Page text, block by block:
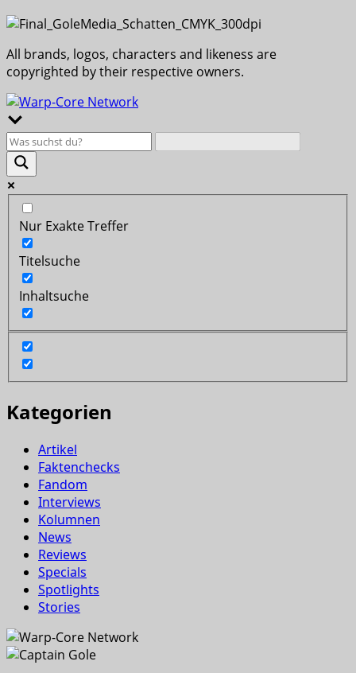
All brands, logos, characters and likeness are
copyrighted by their respective owners.
Nur Exakte Treffer
Titelsuche
Inhaltsuche
Kategorien
Artikel
Faktenchecks
Fandom
Interviews
Kolumnen
News
Reviews
Specials
Spotlights
Stories